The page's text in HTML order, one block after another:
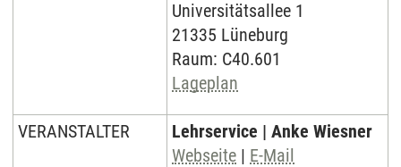
Universitätsallee 1
21335 Lüneburg
Raum: C40.601
Lageplan
VERANSTALTER
Lehrservice | Anke Wiesner
Webseite | E-Mail